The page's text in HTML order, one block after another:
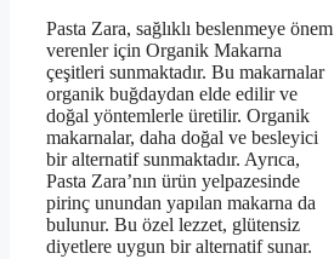
Pasta Zara, sağlıklı beslenmeye önem
verenler için Organik Makarna
çeşitleri sunmaktadır. Bu makarnalar
organik buğdaydan elde edilir ve
doğal yöntemlerle üretilir. Organik
makarnalar, daha doğal ve besleyici
bir alternatif sunmaktadır. Ayrıca,
Pasta Zara’nın ürün yelpazesinde
pirinç unundan yapılan makarna da
bulunur. Bu özel lezzet, glütensiz
diyetlere uygun bir alternatif sunar.